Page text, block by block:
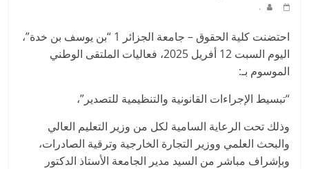
.
احتضنت كلية الحقوق – جامعة الجزائر 1 “بن يوسف بن خدة”،
اليوم السبت 12 أفريل 2025، فعاليات الملتقى الوطني
الموسوم بـ:
“تبسيط الإجراءات القانونية والتنظيمية للتصدير”،
وذلك تحت الرعاية السامية لكل من وزير التعليم العالي
والبحث العلمي ووزير التجارة الخارجية وترقية الصادرات،
وبإشراف مباشر من السيد مدير الجامعة الأستاذ الدكتور